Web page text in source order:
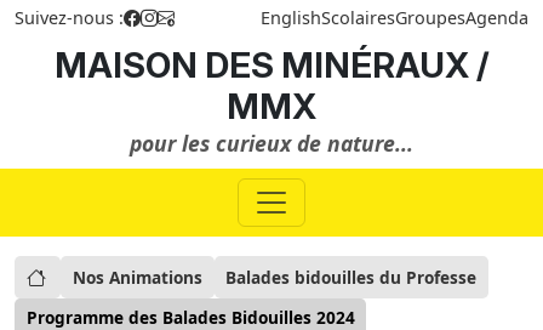
Suivez-nous : EnglishScolairesGroupesAgenda
MAISON DES MINÉRAUX /
MMX
pour les curieux de nature...
Nos Animations
Balades bidouilles du Professe
Programme des Balades Bidouilles 2024